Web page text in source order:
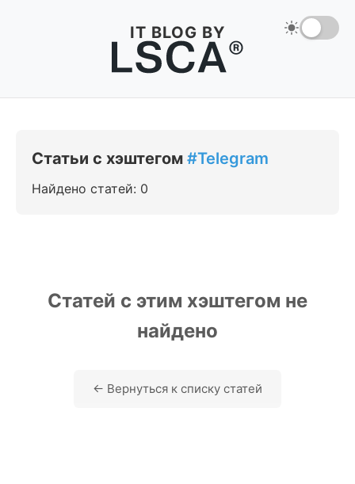
IT BLOG BY
Статьи с хэштегом #Telegram
Найдено статей: 0
Статей с этим хэштегом не
найдено
← Вернуться к списку статей